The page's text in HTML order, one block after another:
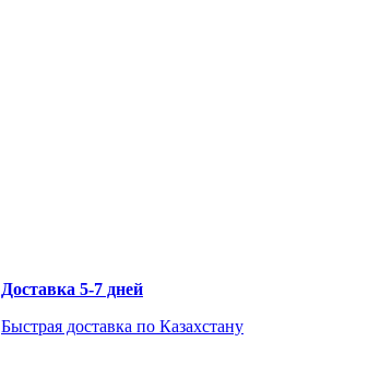
Доставка 5-7 дней
Быстрая доставка по Казахстану